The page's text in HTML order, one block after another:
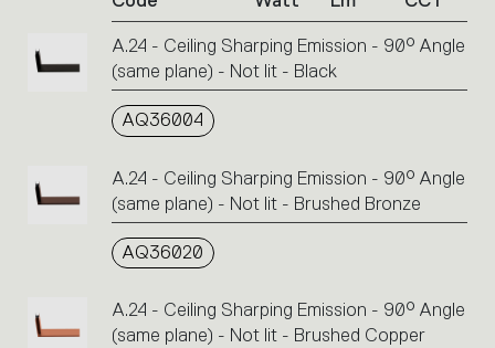
Click
on
icons
to
A.24 - Ceiling Sharping Emission - 90° Angle
(same plane) - Not lit - Black
AQ36004
A.24 - Ceiling Sharping Emission - 90° Angle
(same plane) - Not lit - Brushed Bronze
AQ36020
A.24 - Ceiling Sharping Emission - 90° Angle
(same plane) - Not lit - Brushed Copper